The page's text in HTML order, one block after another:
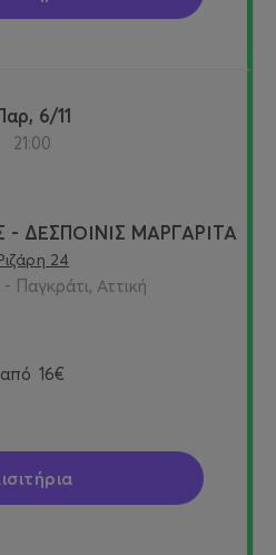
Παρ, 6/11
21:00
ΔΕΣΠΟΙΝΙΣ ΜΑΡΓΑΡΙΤΑ
24
Παγκράτι, Αττική
από 16€